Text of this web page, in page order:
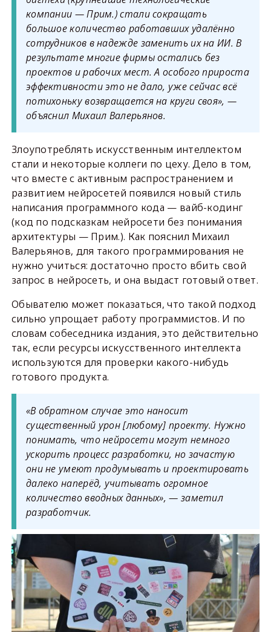
компании — Прим.) стали сокращать
большое количество работавших удалённо
сотрудников в надежде заменить их на ИИ. В
результате многие фирмы остались без
проектов и рабочих мест. А особого прироста
эффективности это не дало, уже сейчас всё
потихоньку возвращается на круги своя», —
объяснил Михаил Валерьянов.
Злоупотреблять искусственным интеллектом
стали и некоторые коллеги по цеху. Дело в том,
что вместе с активным распространением и
развитием нейросетей появился новый стиль
написания программного кода — вайб-кодинг
(код по подсказкам нейросети без понимания
архитектуры — Прим.). Как пояснил Михаил
Валерьянов, для такого программирования не
нужно учиться: достаточно просто вбить свой
запрос в нейросеть, и она выдаст готовый ответ.
Обывателю может показаться, что такой подход
сильно упрощает работу программистов. И по
словам собеседника издания, это действительно
так, если ресурсы искусственного интеллекта
используются для проверки какого-нибудь
готового продукта.
«В обратном случае это наносит
существенный урон [любому] проекту. Нужно
понимать, что нейросети могут немного
ускорить процесс разработки, но зачастую
они не умеют продумывать и проектировать
далеко наперёд, учитывать огромное
количество вводных данных», — заметил
разработчик.